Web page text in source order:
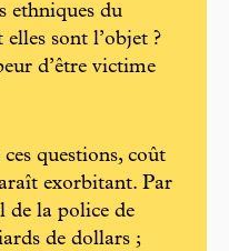
ethniques du
sont l’objet ?
d’être victime
questions, coût
exorbitant. Par
de la police de
de dollars ;